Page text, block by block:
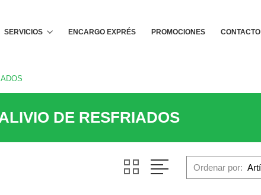
SERVICIOS ENCARGO EXPRÉS PROMOCIONES CONTACTO
DE RESFRIADOS
Ordenar por: